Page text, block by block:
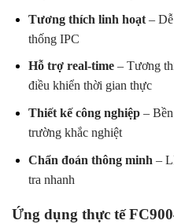
Tương thích linh hoạt– Dễ
thống IPC
Hỗ trợ real-time– Tương
điều khiển thời gian thực
Thiết kế công nghiệp– Bền
trường khắc nghiệt
Chẩn đoán thông minh –
tra nhanh
Ứng dụng thực tế